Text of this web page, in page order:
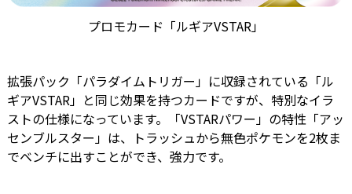
プロモカード「ルギアVSTAR」
拡張パック「パラダイムトリガー」に収録されている「ル
ギアVSTAR」と同じ効果を持つカードですが、特別なイラ
ストの仕様になっています。「VSTARパワー」の特性「アッ
センブルスター」は、トラッシュから無色ポケモンを2枚ま
でベンチに出すことができ、強力です。